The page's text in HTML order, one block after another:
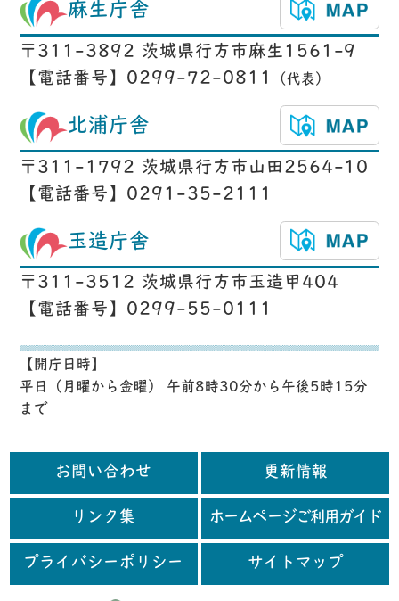
麻生庁舎
〒311-3892 茨城県行方市麻生1561-9
【電話番号】0299-72-0811
（代表）
北浦庁舎
〒311-1792 茨城県行方市山田2564-10
【電話番号】0291-35-2111
玉造庁舎
〒311-3512 茨城県行方市玉造甲404
【電話番号】0299-55-0111
【開庁日時】
平日（月曜から金曜） 午前8時30分から午後5時15分
まで
お問い合わせ 更新情報
リンク集 ホームページご利用ガイド
プライバシーポリシー サイトマップ